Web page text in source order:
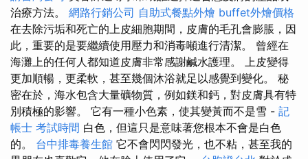
治療方法。 網路行銷公司 自助式餐點外燴 buffet外燴價格
在去除污垢和死亡的上皮細胞期間，皮膚的毛孔會膨脹，因
此，重要的是要繼續使用壓力和消毒噸進行清潔。 曾經在
海灘上的任何人都知道皮膚非常感謝鹹水護理。 上皮變得
更加順暢，更柔軟，甚至幾個沐浴就足以感覺到變化。 秘
密在於，海水包含大量礦物質，例如鎂和鈣，對皮膚具有特
別積極的影響。 它有一種小色素，使其變黃而不是雪 - 記
帳士 考試時間 白色，但這只是意味著您根本不會是白色
的。 台中排毒養生館 它不會閃閃發光，也不粘，甚至我的